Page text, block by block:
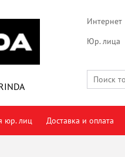
Интернет
Юр. лица
юр. лиц Доставка и оплата